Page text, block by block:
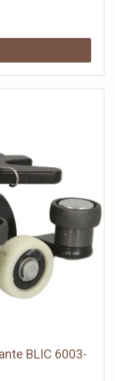
Le client
ni ses autres
les pièces
pour la
BLIC 6003-